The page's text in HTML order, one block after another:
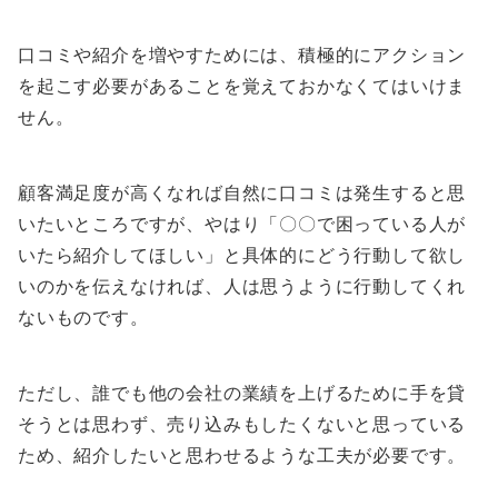
口コミや紹介を増やすためには、積極的にアクション
を起こす必要があることを覚えておかなくてはいけま
せん。
顧客満足度が高くなれば自然に口コミは発生すると思
いたいところですが、やはり「〇〇で困っている人が
いたら紹介してほしい」と具体的にどう行動して欲し
いのかを伝えなければ、人は思うように行動してくれ
ないものです。
ただし、誰でも他の会社の業績を上げるために手を貸
そうとは思わず、売り込みもしたくないと思っている
ため、紹介したいと思わせるような工夫が必要です。